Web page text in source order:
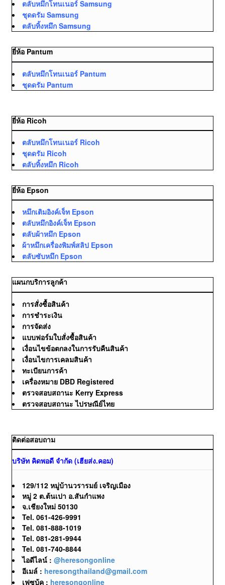
ตลับหมึกโทนเนอร์ Samsung
ชุดดรัม Samsung
ตลับทิ้งหมึก Samsung
ยี่ห้อ Pantum
ตลับหมึกโทนเนอร์ Pantum
ชุดดรัม Pantum
ยี่ห้อ Ricoh
ตลับหมึกโทนเนอร์ Ricoh
ชุดดรัม Ricoh
ตลับทิ้งหมึก Ricoh
ยี่ห้อ Epson
หมึกเติมอิงค์เจ็ท Epson
ตลับหมึกอิงค์เจ็ท Epson
ตลับผ้าหมึก Epson
ผ้าหมึกเครื่องพิมพ์สลิป Epson
ตลับซับหมึก Epson
แผนกบริการลูกค้า
การสั่งซื้อสินค้า
การชำระเงิน
การจัดส่ง
แบบฟอร์มใบสั่งซื้อสินค้า
เงื่อนไขข้อตกลงในการรับคืนสินค้า
เงื่อนไขการเคลมสินค้า
ทะเบียนการค้า
เครื่องหมาย DBD Registered
ตรวจสอบสถานะ Kerry Express
ตรวจสอบสถานะ ไปรษณีย์ไทย
ติดต่อสอบถาม
บริษัท คิดพอดี จำกัด (เฮียส่ง.คอม)
129/112 หมู่บ้านวรารมย์ เจริญเมือง
หมู่ 2 ต.ต้นเปา อ.สันกำแพง
จ.เชียงใหม่ 50130
Tel. 061-426-9991
Tel. 081-888-1019
Tel. 081-281-9944
Tel. 081-740-8844
ไอดีไลน์ : @heresongonline
อีเมล์ : heresongthailand@gmail.com
เฟซบุ้ค : heresongonline